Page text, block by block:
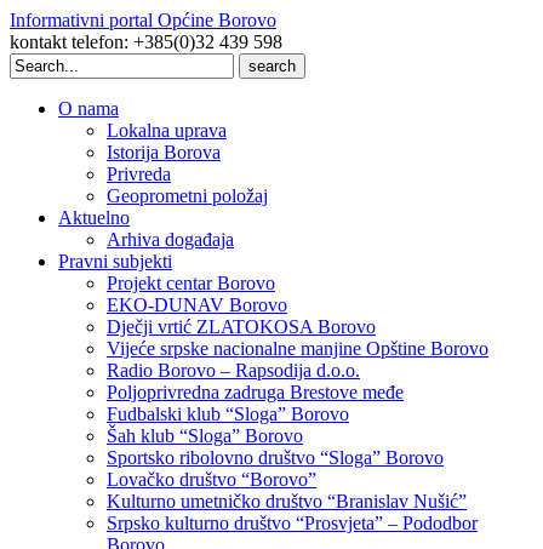
Informativni portal Općine Borovo
kontakt telefon: +385(0)32 439 598
Search
for:
O nama
Lokalna uprava
Istorija Borova
Privreda
Geoprometni položaj
Aktuelno
Arhiva događaja
Pravni subjekti
Projekt centar Borovo
EKO-DUNAV Borovo
Dječji vrtić ZLATOKOSA Borovo
Vijeće srpske nacionalne manjine Opštine Borovo
Radio Borovo – Rapsodija d.o.o.
Poljoprivredna zadruga Brestove međe
Fudbalski klub “Sloga” Borovo
Šah klub “Sloga” Borovo
Sportsko ribolovno društvo “Sloga” Borovo
Lovačko društvo “Borovo”
Kulturno umetničko društvo “Branislav Nušić”
Srpsko kulturno društvo “Prosvjeta” – Pododbor
Borovo